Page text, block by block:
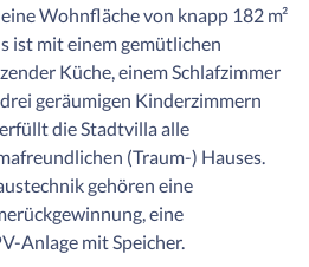
Wohnfläche von knapp 182 m²
ist mit einem gemütlichen
Küche, einem Schlafzimmer
geräumigen Kinderzimmern
die Stadtvilla alle
(Traum-) Hauses.
gehören eine
eine
Anlage mit Speicher.